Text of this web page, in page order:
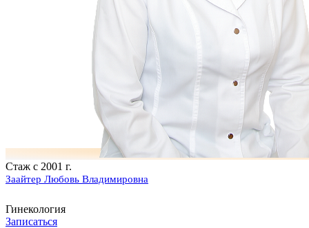
Стаж с 2001 г.
Заайтер Любовь Владимировна
Гинекология
Записаться